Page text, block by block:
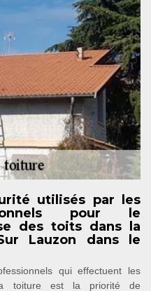
utilisés par les
pour le
des toits dans la
Lauzon dans le
qui effectuent les
toiture est la priorité de